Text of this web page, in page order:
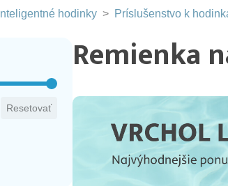
Inteligentné hodinky > Príslušenstvo k
Resetovať
Remienka